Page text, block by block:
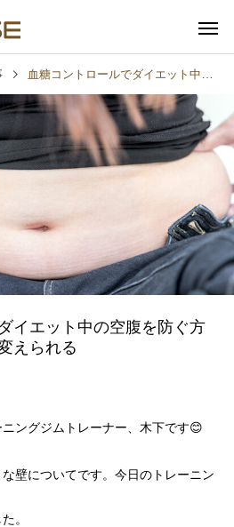
ート 多彩なオプ
心 子供も一緒
える？
いして
健康と食事
痩せる人は「完璧」を
さない。ダイエットが
人の共通点とは？
血糖コントロールでダイエット中の空腹を防ぐ方法｜食べ方で食欲は変えられる
イエット中の空腹を防ぐ方
えられる
ングジムトレーナー、木下です😊
壁についてです。今日のトレーニン
。